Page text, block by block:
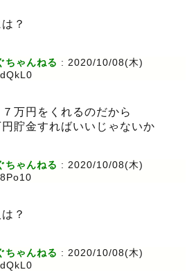
？
ちゃんねる : 2020/10/08(木)
万円をくれるのだから
貯金すればいいじゃないか
ちゃんねる : 2020/10/08(木)
？
ちゃんねる : 2020/10/08(木)